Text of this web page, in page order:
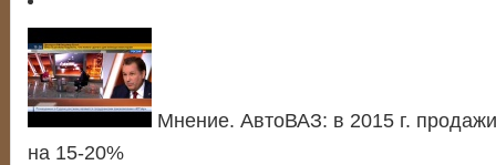
Мнение. АвтоВАЗ: в 2015 г.
на 15-20%